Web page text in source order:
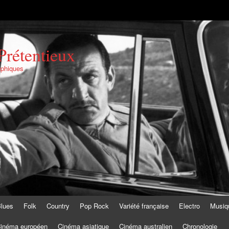
Folk Country Pop Rock Variété française Electro
européen Cinéma asiatique Cinéma australien Chronologie